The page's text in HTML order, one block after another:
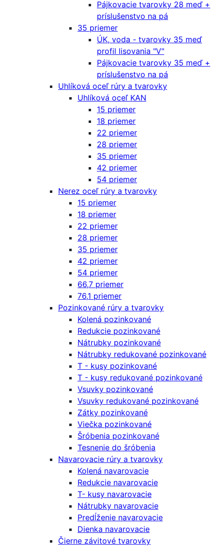
Pájkovacie tvarovky 28 meď +
príslušenstvo na pá
35 priemer
ÚK, voda - tvarovky 35 meď
profil lisovania "V"
Pájkovacie tvarovky 35 meď +
príslušenstvo na pá
Uhlíková oceľ rúry a tvarovky
Uhlíková oceľ KAN
15 priemer
18 priemer
22 priemer
28 priemer
35 priemer
42 priemer
54 priemer
Nerez oceľ rúry a tvarovky
15 priemer
18 priemer
22 priemer
28 priemer
35 priemer
42 priemer
54 priemer
66,7 priemer
76,1 priemer
Pozinkované rúry a tvarovky
Kolená pozinkované
Redukcie pozinkované
Nátrubky pozinkované
Nátrubky redukované pozinkované
T - kusy pozinkované
T - kusy redukované pozinkované
Vsuvky pozinkované
Vsuvky redukované pozinkované
Zátky pozinkované
Viečka pozinkované
Šróbenia pozinkované
Tesnenie do šróbenia
Navarovacie rúry a tvarovky
Kolená navarovacie
Redukcie navarovacie
T- kusy navarovacie
Nátrubky navarovacie
Predĺženie navarovacie
Dienka navarovacie
Čierne závitové tvarovky